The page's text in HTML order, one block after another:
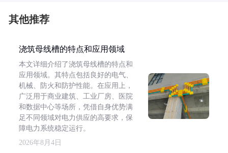
其他推荐
浇筑母线槽的特点和应用领域
本文详细介绍了浇筑母线槽的特点和
应用领域。其特点包括良好的电气、
机械、防火和防护性能。在应用上，
广泛用于商业建筑、工业厂房、医院
和数据中心等场所，凭借自身优势满
足不同领域对电力供应的高要求，保
障电力系统稳定运行。
2026年8月4日